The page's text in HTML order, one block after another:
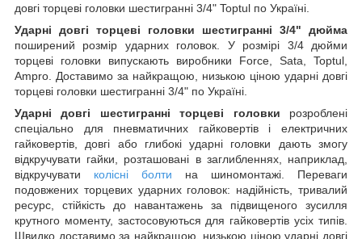
довгі торцеві головки шестигранні 3/4" Toptul по Україні.
Ударні довгі торцеві головки шестигранні 3/4" дюйма
поширений розмір ударних головок. У розмірі 3/4 дюйми
торцеві головки випускають виробники Force, Sata, Toptul,
Ampro. Доставимо за найкращою, низькою ціною ударні довгі
торцеві головки шестигранні 3/4" по Україні.
Ударні довгі шестигранні торцеві головки розроблені
спеціально для пневматичних гайковертів і електричних
гайковертів, довгі або глибокі ударні головки дають змогу
відкручувати гайки, розташовані в заглибленнях, наприклад,
відкручувати колісні болти на шиномонтажі. Переваги
подовжених торцевих ударних головок: надійність, тривалий
ресурс, стійкість до навантажень за підвищеного зусилля
крутного моменту, застосовуються для гайковертів усіх типів.
Швидко доставимо за найкращою, низькою ціною ударні довгі